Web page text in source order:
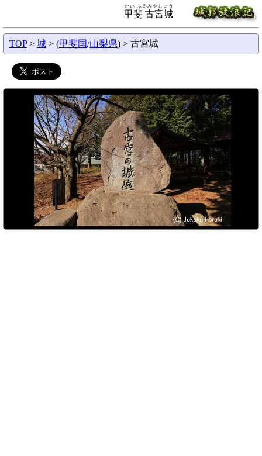
甲斐 古宮城
かい ふるみやじょう
TOP> 城 > (甲斐国/山梨県) > 古宮城